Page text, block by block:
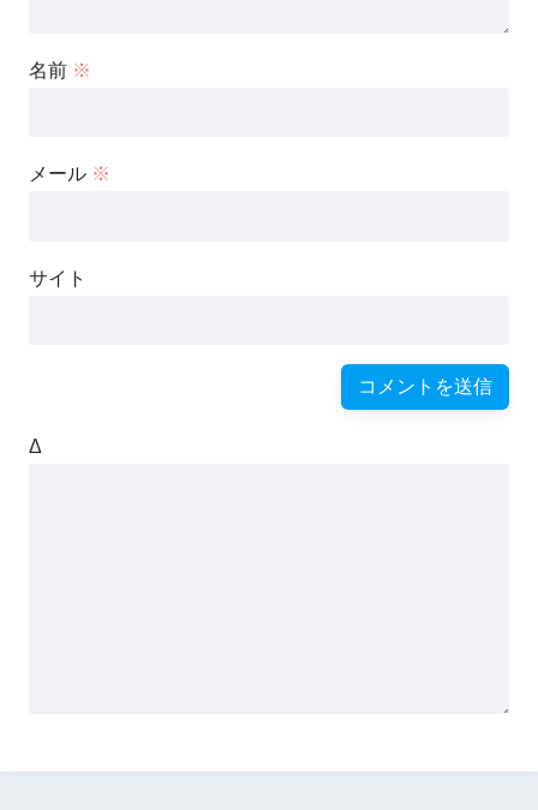
名前 ※
メール ※
サイト
Δ